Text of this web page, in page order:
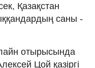
Қазақстан
саны -
отырысында
Цой қазіргі